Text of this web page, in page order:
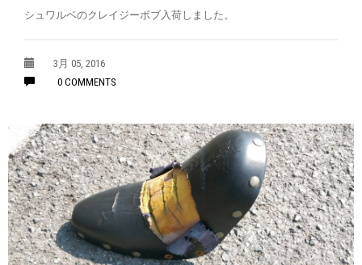
シュワルベのクレイジーボブ入荷しました。
3月 05, 2016
0 COMMENTS